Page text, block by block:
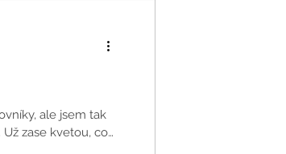
ale jsem tak
zase kvetou, což